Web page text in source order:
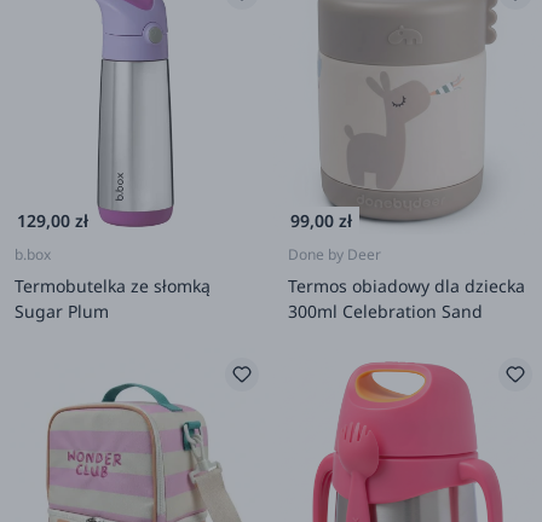
129,00 zł
b.box
Termobutelka ze słomką
Sugar Plum
99,00 zł
Done by Deer
Termos obiadowy dla dziecka
300ml Celebration Sand